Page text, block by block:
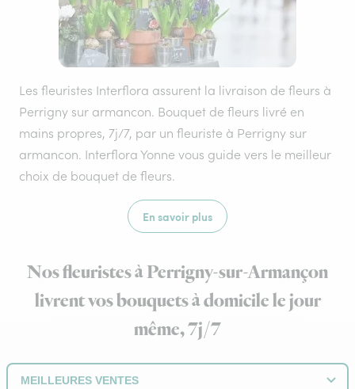
Les fleuristes Interflora assurent la livraison de fleurs à
Perrigny sur armancon. Bouquet de fleurs livré en
mains propres, 7j/7, par un fleuriste à Perrigny sur
armancon. Interflora Yonne vous guide vers le meilleur
choix de bouquet de fleurs.
En savoir plus
Nos fleuristes à Perrigny-sur-Armançon
livrent vos bouquets à domicile le jour
même, 7j/7